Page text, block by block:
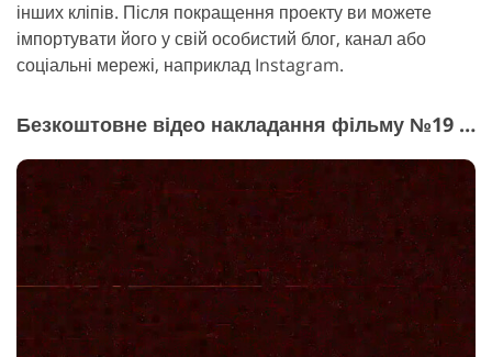
інших кліпів. Після покращення проекту ви можете
імпортувати його у свій особистий блог, канал або
соціальні мережі, наприклад Instagram.
Безкоштовне відео накладання фільму №19 "Film Grain"